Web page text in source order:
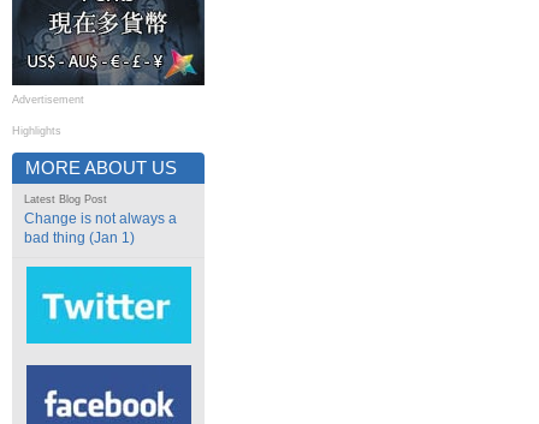
Advertisement
Highlights
MORE ABOUT US
Latest Blog Post
Change is not always a
bad thing (Jan 1)